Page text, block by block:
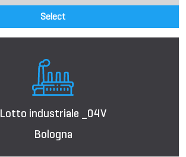
Select
Lotto industriale _04V
Bologna